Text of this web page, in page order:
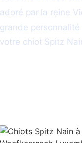
adoré par la reine
grande
votre chiot Spitz